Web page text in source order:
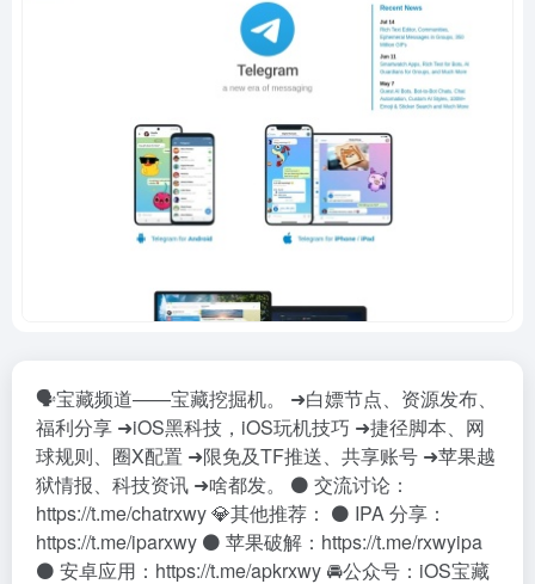
🗣️宝藏频道——宝藏挖掘机。 ➜白嫖节点、资源发布、
福利分享 ➜iOS黑科技，iOS玩机技巧 ➜捷径脚本、网
球规则、圈X配置 ➜限免及TF推送、共享账号 ➜苹果越
狱情报、科技资讯 ➜啥都发。 ⚫️ 交流讨论：
https://t.me/chatrxwy 💎其他推荐： ⚫️ IPA 分享：
https://t.me/iparxwy ⚫️ 苹果破解：https://t.me/rxwyipa
⚫️ 安卓应用：https://t.me/apkrxwy 🚘公众号：iOS宝藏